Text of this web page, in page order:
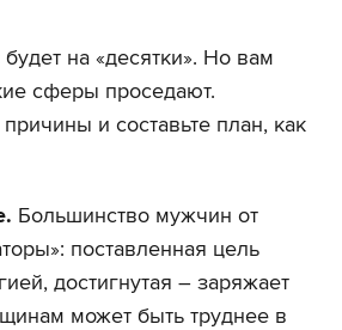
на «десятки». Но вам
сферы проседают.
и составьте план, как
Большинство мужчин от
поставленная цель
достигнутая – заряжает
может быть труднее в